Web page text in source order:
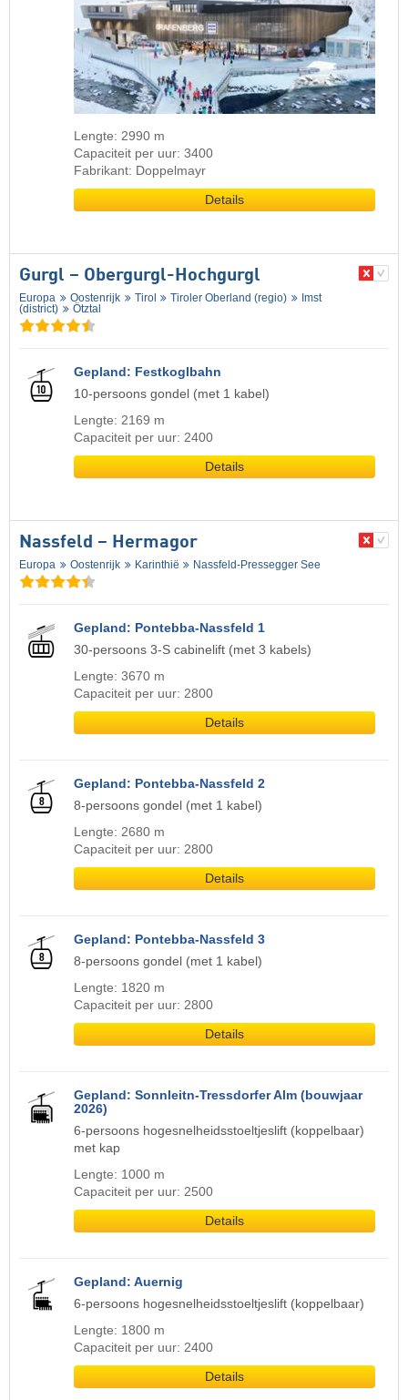
Lengte: 2990 m
Capaciteit per uur: 3400
Fabrikant: Doppelmayr
Details
Gurgl – Obergurgl-Hochgurgl
Europa Oostenrijk Tirol Tiroler Oberland (regio)
Imst
(district)
Ötztal
Gepland: Festkoglbahn
10-persoons gondel (met 1 kabel)
Lengte: 2169 m
Capaciteit per uur: 2400
Details
Nassfeld – Hermagor
Europa Oostenrijk Karinthië Nassfeld-Pressegger See
Gepland: Pontebba-Nassfeld 1
30-persoons 3-S cabinelift (met 3 kabels)
Lengte: 3670 m
Capaciteit per uur: 2800
Details
Gepland: Pontebba-Nassfeld 2
8-persoons gondel (met 1 kabel)
Lengte: 2680 m
Capaciteit per uur: 2800
Details
Gepland: Pontebba-Nassfeld 3
8-persoons gondel (met 1 kabel)
Lengte: 1820 m
Capaciteit per uur: 2800
Details
Gepland: Sonnleitn-Tressdorfer Alm (bouwjaar
2026)
6-persoons hogesnelheidsstoeltjeslift (koppelbaar)
met kap
Lengte: 1000 m
Capaciteit per uur: 2500
Details
Gepland: Auernig
6-persoons hogesnelheidsstoeltjeslift (koppelbaar)
Lengte: 1800 m
Capaciteit per uur: 2400
Details